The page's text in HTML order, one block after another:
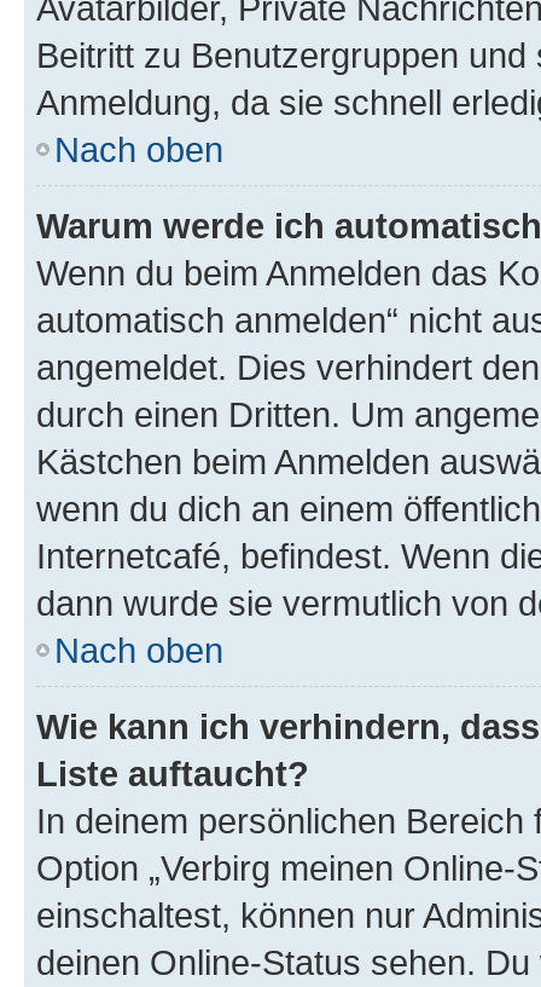
Beitritt zu Benutzergruppen
Anmeldung, da sie schnell
Nach oben
Warum werde ich
Wenn du beim Anmelden das
automatisch anmelden“ nicht
angemeldet. Dies verhindert
durch einen Dritten. Um
Kästchen beim Anmelden
wenn du dich an einem
Internetcafé, befindest. Wenn
dann wurde sie vermutlich von
Nach oben
Wie kann ich verhindern,
Liste auftaucht?
In deinem persönlichen
Option „Verbirg meinen Online-
einschaltest, können nur
deinen Online-Status sehen.